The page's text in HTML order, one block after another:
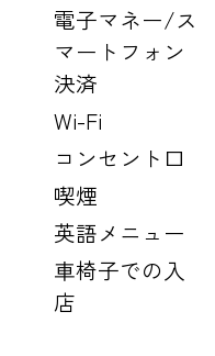
電子マネー/ス
マートフォン
決済
Wi-Fi
コンセント口
喫煙
英語メニュー
車椅子での入
店